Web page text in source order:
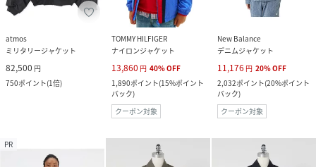
atmos
ミリタリージャケット
82,500 円
750ポイント(1倍)
TOMMY HILFIGER
ナイロンジャケット
13,860 円 40%OFF
1,890ポイント(15%ポイント
バック)
クーポン対象
New Balance
デニムジャケット
11,176 円 20%OFF
2,032ポイント(20%ポイント
バック)
クーポン対象
PR